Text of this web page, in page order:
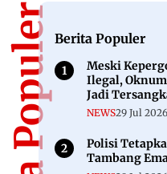
Berita Populer
Meski
Ilegal,
Jadi
NEWS29 Jul 2026
Polisi
Tambang